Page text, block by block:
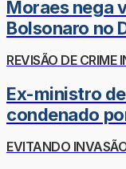
Moraes nega
Bolsonaro no
REVISÃO DE CRIME
Ex-ministro
condenado
EVITANDO